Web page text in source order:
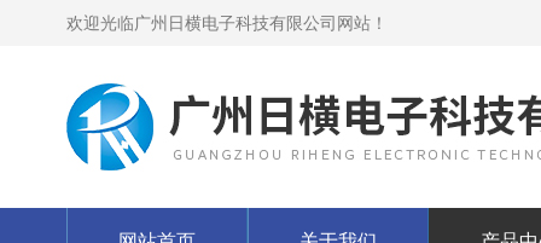
欢迎光临广州日横电子科技有限公司网站！